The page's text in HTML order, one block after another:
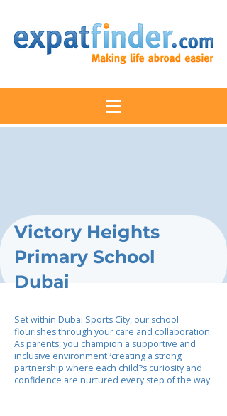
Victory Heights
Primary School
Dubai
Set within Dubai Sports City, our school
flourishes through your care and collaboration.
As parents, you champion a supportive and
inclusive environment?creating a strong
partnership where each child?s curiosity and
confidence are nurtured every step of the way.